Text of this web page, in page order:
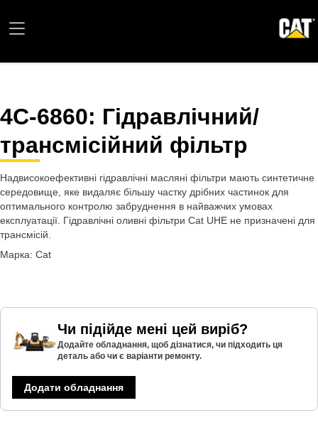
4C-6860: Гідравлічний/
трансмісійний фільтр
Надвисокоефективні гідравлічні масляні фільтри мають синтетичне
середовище, яке видаляє більшу частку дрібних частинок для
оптимального контролю забруднення в найважчих умовах
експлуатації. Гідравлічні оливні фільтри Cat UHE не призначені для
трансмісій.
Марка: Cat
Чи підійде мені цей виріб?
Додайте обладнання, щоб дізнатися, чи підходить ця
деталь або чи є варіанти ремонту.
Додати обладнання